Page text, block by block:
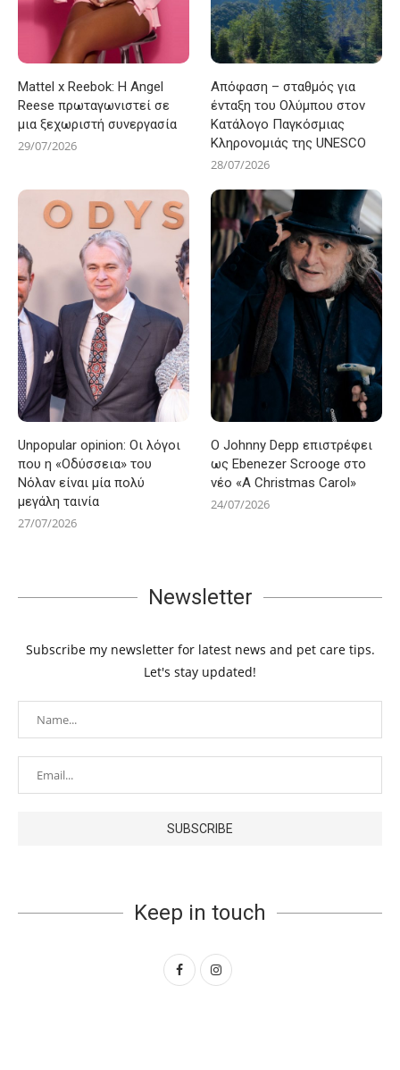
Mattel x Reebok: Η Angel
Reese πρωταγωνιστεί σε
μια ξεχωριστή συνεργασία
29/07/2026
Απόφαση – σταθμός για
ένταξη του Ολύμπου στον
Κατάλογο Παγκόσμιας
Κληρονομιάς της UNESCO
28/07/2026
Unpopular opinion: Οι λόγοι
που η «Οδύσσεια» του
Νόλαν είναι μία πολύ
μεγάλη ταινία
27/07/2026
Ο Johnny Depp επιστρέφει
ως Ebenezer Scrooge στο
νέο «A Christmas Carol»
24/07/2026
Newsletter
Subscribe my newsletter for latest news and pet care tips.
Let's stay updated!
Keep in touch